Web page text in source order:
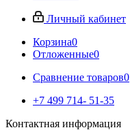
Личный кабинет
Корзина0
Отложенные0
Сравнение товаров0
+7 499 714- 51-35
Контактная информация